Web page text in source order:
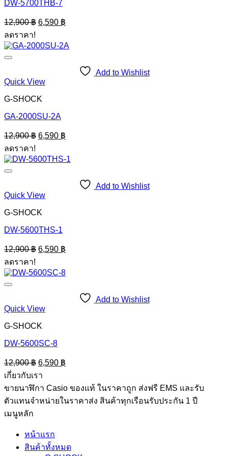
DW-5700THB-7
12,900฿ Original
price
12,900 ฿.
6,590 ฿
price
6,590 ฿.
ลดราคา!
Add to Wishlist
Quick View
G-SHOCK
GA-2000SU-2A
12,900฿ Original
price
12,900 ฿.
6,590 ฿
price
6,590 ฿.
ลดราคา!
Add to Wishlist
Quick View
G-SHOCK
DW-5600THS-1
12,900฿ Original
price
12,900 ฿.
6,590 ฿
price
6,590 ฿.
ลดราคา!
Add to Wishlist
Quick View
G-SHOCK
DW-5600SC-8
12,900฿ Original
price
was:
12,900 ฿.
6,590 ฿
price
6,590 ฿.
เกี่ยวกับเรา
ขายนาฬิกา Casio ของแท้ ในราคาถูก ส่งฟรี EMS และรับ
ตัวแทนจำหน่ายในราคาส่ง สินค้าทุกเรือนรับประกัน 1 ปี
เมนูหลัก
หน้าแรก
สินค้าทั้งหมด